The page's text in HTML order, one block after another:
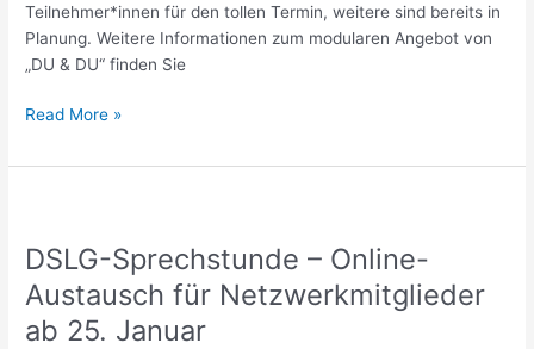
Teilnehmer*innen für den tollen Termin, weitere sind bereits in
Planung. Weitere Informationen zum modularen Angebot von
„DU & DU“ finden Sie
Read More »
DSLG-Sprechstunde – Online-
Austausch für Netzwerkmitglieder
ab 25. Januar
–
Online-
Austausch
für